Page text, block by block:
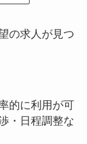
の求人が見つ
的に利用が可
・日程調整な